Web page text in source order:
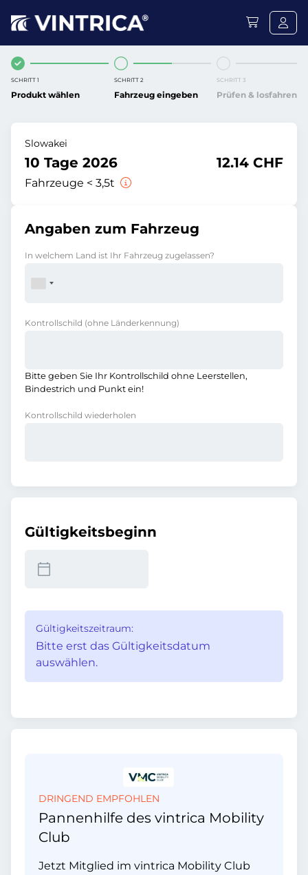
SCHRITT 1
Produkt wählen
SCHRITT 2
Fahrzeug eingeben
SCHRITT 3
Prüfen & losfahren
Slowakei
10 Tage 2026
Fahrzeuge < 3,5t
12.14 CHF
Angaben zum Fahrzeug
In welchem Land ist Ihr Fahrzeug zugelassen?
Kontrollschild (ohne Länderkennung)
Bitte geben Sie Ihr Kontrollschild ohne Leerstellen,
Bindestrich und Punkt ein!
Kontrollschild wiederholen
Gültigkeitsbeginn
Gültigkeitszeitraum:
Bitte erst das Gültigkeitsdatum
auswählen.
DRINGEND EMPFOHLEN
Pannenhilfe des vintrica Mobility
Club
Jetzt Mitglied im vintrica Mobility Club